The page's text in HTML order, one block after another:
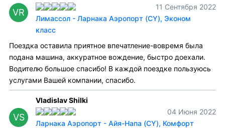
VR
11 Сентября 2022
Лимассол - Ларнака Аэропорт (CY), Эконом
класс
Поездка оставила приятное впечатление-вовремя была
подана машина, аккуратное вождение, быстро доехали.
Водителю большое спасибо! В каждой поездке пользуюсь
услугами Вашей компании, спасибо.
VS
Vladislav Shilki
04 Июня 2022
Ларнака Аэропорт - Айя-Напа (CY), Комфорт